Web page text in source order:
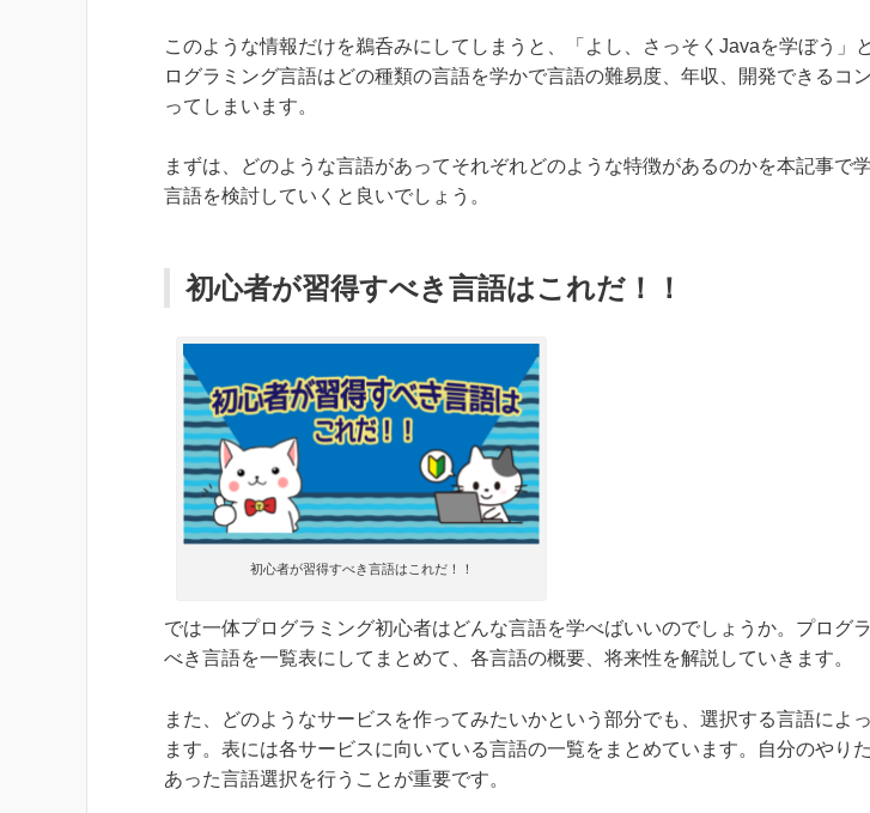
このような情報だけを鵜呑みにしてしまうと、「よし、さっそくJavaを学ぼう」
ログラミング言語はどの種類の言語を学かで言語の難易度、年収、開発できるコ
ってしまいます。
まずは、どのような言語があってそれぞれどのような特徴があるのかを本記事で
言語を検討していくと良いでしょう。
初心者が習得すべき言語はこれだ！！
初心者が習得すべき言語はこれだ！！
では一体プログラミング初心者はどんな言語を学べばいいのでしょうか。プログ
べき言語を一覧表にしてまとめて、各言語の概要、将来性を解説していきます。
また、どのようなサービスを作ってみたいかという部分でも、選択する言語によ
ます。表には各サービスに向いている言語の一覧をまとめています。自分のやり
あった言語選択を行うことが重要です。